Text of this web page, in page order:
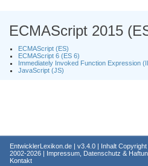
ECMAScript 2015
ECMAScript (ES)
ECMAScript 6 (ES 6)
Immediately Invoked Function Expression
JavaScript (JS)
EntwicklerLexikon.de | v3.4.0 | Inhalt
2002-2026 | Impressum, Datenschutz &
Kontakt